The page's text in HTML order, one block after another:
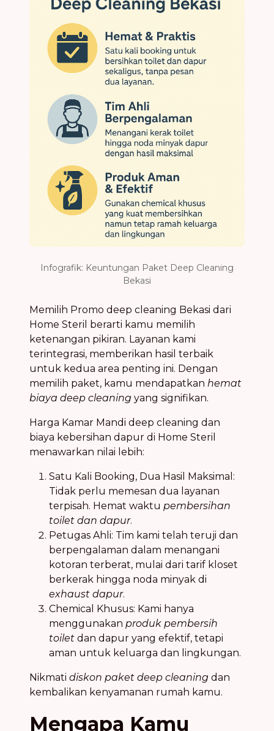
Infografik: Keuntungan Paket Deep Cleaning
Bekasi
Memilih Promo deep cleaning Bekasi dari
Home Steril berarti kamu memilih
ketenangan pikiran. Layanan kami
terintegrasi, memberikan hasil terbaik
untuk kedua area penting ini. Dengan
memilih paket, kamu mendapatkan hemat
biaya deep cleaning yang signifikan.
Harga Kamar Mandi deep cleaning dan
biaya kebersihan dapur di Home Steril
menawarkan nilai lebih:
Satu Kali Booking, Dua Hasil Maksimal:
Tidak perlu memesan dua layanan
terpisah. Hemat waktu pembersihan
toilet dan dapur.
Petugas Ahli: Tim kami telah teruji dan
berpengalaman dalam menangani
kotoran terberat, mulai dari tarif kloset
berkerak hingga noda minyak di
exhaust dapur.
Chemical Khusus: Kami hanya
menggunakan produk pembersih
toilet dan dapur yang efektif, tetapi
aman untuk keluarga dan lingkungan.
Nikmati diskon paket deep cleaning dan
kembalikan kenyamanan rumah kamu.
Mengapa Kamu